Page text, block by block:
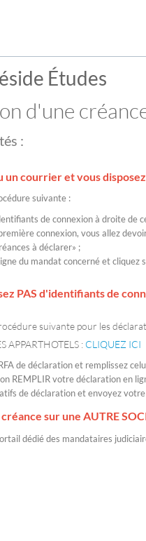
Études
d'une
:
un courrier et vous
suivante :
de connexion à droite de
connexion, vous allez
à déclarer» ;
du mandat concerné et cliquez
PAS d'identifiants de
suivante pour les
APPARTHOTELS : CLIQUEZ ICI
de déclaration et remplissez
REMPLIR votre déclaration en
de déclaration et envoyez
sur une AUTRE
dédié des mandataires